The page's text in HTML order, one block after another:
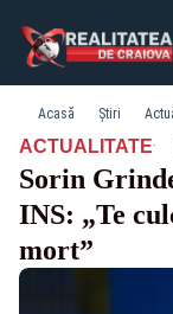
Acasă Știri
ACTUALITATE·
Sorin
INS: „Te
mort”